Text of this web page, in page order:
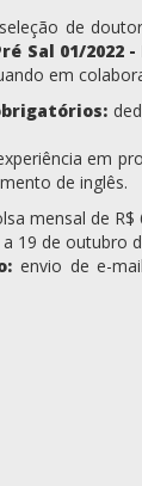
de
Sal 01/2022
em
em
de inglês.
mensal de
a 19 de outubro
envio de e-